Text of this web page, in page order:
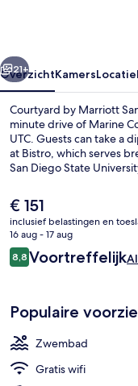
Volgende
21+
OverzichtKamersLocatie
Courtyard by Marriott
minute drive of Marine
UTC. Guests can take a
at Bistro, which serves
San Diego State
De
huidige
prijs
is
€ 151
€ 151
inclusief belastingen en
16 aug - 17 aug
Beoordelingen
8,88,8 op 10 –
Voortreffelijk
Populaire
Zwembad
Gratis wifi